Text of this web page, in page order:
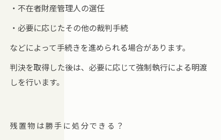
・不在者財産管理人の選任
・必要に応じたその他の裁判手続
などによって手続きを進められる場合があります。
判決を取得した後は、必要に応じて強制執行による明渡
しを行います。
残置物は勝手に処分できる？